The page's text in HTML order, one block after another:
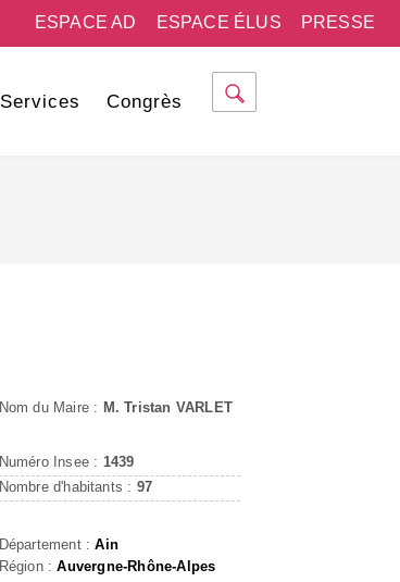
PRESSE
ESPACE ÉLUS
ESPACE AD
Services Congrès
Nom du Maire : M. Tristan VARLET
Numéro Insee : 1439
Nombre d'habitants : 97
Département :Ain
Région :Auvergne-Rhône-Alpes